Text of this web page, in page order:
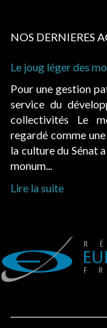
NOS DERNIERES
historiques
des
Le rapport
consacré, en juillet